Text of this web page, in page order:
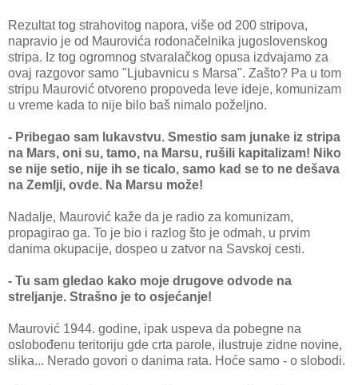
Rezultat tog strahovitog napora, više od 200 stripova,
napravio je od Maurovića rodonačelnika jugoslovenskog
stripa. Iz tog ogromnog stvaralačkog opusa izdvajamo za
ovaj razgovor samo "Ljubavnicu s Marsa". Zašto? Pa u tom
stripu Maurović otvoreno propoveda leve ideje, komunizam
u vreme kada to nije bilo baš nimalo poželjno.
- Pribegao sam lukavstvu. Smestio sam junake iz stripa
na Mars, oni su, tamo, na Marsu, rušili kapitalizam! Niko
se nije setio, nije ih se ticalo, samo kad se to ne dešava
na Zemlji, ovde. Na Marsu može!
Nadalje, Maurović kaže da je radio za komunizam,
propagirao ga. To je bio i razlog što je odmah, u prvim
danima okupacije, dospeo u zatvor na Savskoj cesti.
- Tu sam gledao kako moje drugove odvode na
streljanje. Strašno je to osjećanje!
Maurović 1944. godine, ipak uspeva da pobegne na
oslobođenu teritoriju gde crta parole, ilustruje zidne novine,
slika... Nerado govori o danima rata. Hoće samo - o slobodi.